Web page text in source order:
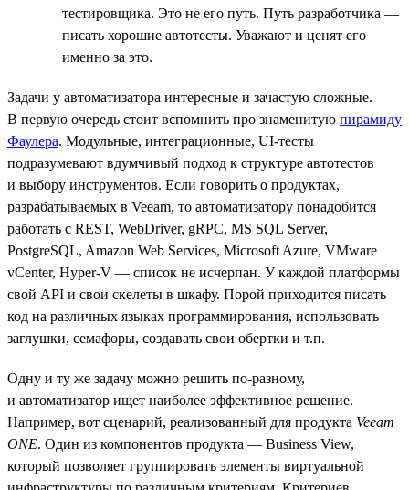
тестировщика. Это не его путь. Путь разработчика —
писать хорошие автотесты. Уважают и ценят его
именно за это.
Задачи у автоматизатора интересные и зачастую сложные.
В первую очередь стоит вспомнить про знаменитую пирамиду
Фаулера. Модульные, интеграционные, UI-тесты
подразумевают вдумчивый подход к структуре автотестов
и выбору инструментов. Если говорить о продуктах,
разрабатываемых в Veeam, то автоматизатору понадобится
работать с REST, WebDriver, gRPC, MS SQL Server,
PostgreSQL, Amazon Web Services, Microsoft Azure, VMware
vCenter, Hyper-V — список не исчерпан. У каждой платформы
свой API и свои скелеты в шкафу. Порой приходится писать
код на различных языках программирования, использовать
заглушки, семафоры, создавать свои обертки и т.п.
Одну и ту же задачу можно решить по-разному,
и автоматизатор ищет наиболее эффективное решение.
Например, вот сценарий, реализованный для продукта Veeam
ONE. Один из компонентов продукта — Business View,
который позволяет группировать элементы виртуальной